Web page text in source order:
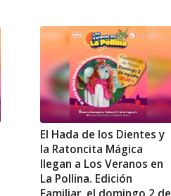
El Hada de los Dientes y
la Ratoncita Mágica
llegan a Los Veranos en
La Pollina. Edición